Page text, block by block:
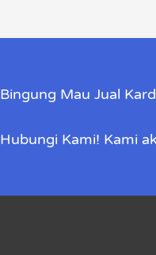
Bingung Mau Jual
Hubungi Kami! Kami